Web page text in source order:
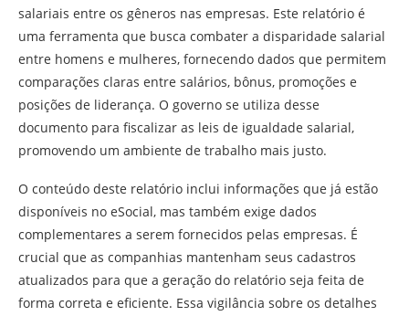
salariais entre os gêneros nas empresas. Este relatório é
uma ferramenta que busca combater a disparidade salarial
entre homens e mulheres, fornecendo dados que permitem
comparações claras entre salários, bônus, promoções e
posições de liderança. O governo se utiliza desse
documento para fiscalizar as leis de igualdade salarial,
promovendo um ambiente de trabalho mais justo.
O conteúdo deste relatório inclui informações que já estão
disponíveis no eSocial, mas também exige dados
complementares a serem fornecidos pelas empresas. É
crucial que as companhias mantenham seus cadastros
atualizados para que a geração do relatório seja feita de
forma correta e eficiente. Essa vigilância sobre os detalhes